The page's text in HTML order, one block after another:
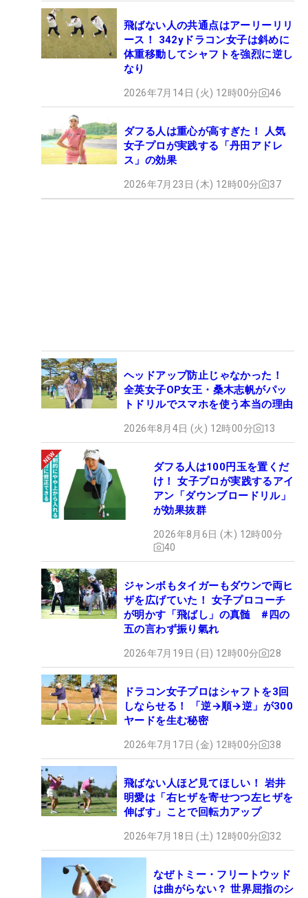
飛ばない人の共通点はアーリーリリ
ース！ 342yドラコン女子は斜めに
体重移動してシャフトを強烈に逆し
なり
2026年7月14日 (火) 12時00分 46
ダフる人は重心が高すぎた！ 人気
女子プロが実践する「丹田アドレ
ス」の効果
2026年7月23日 (木) 12時00分 37
ヘッドアップ防止じゃなかった！
全英女子OP女王・桑木志帆がパッ
トドリルでスマホを使う本当の理由
2026年8月4日 (火) 12時00分 13
ダフる人は100円玉を置くだ
け！ 女子プロが実践するアイ
アン「ダウンブロードリル」
が効果抜群
2026年8月6日 (木) 12時00分
40
ジャンボもタイガーもダウンで両ヒ
ザを広げていた！ 女子プロコーチ
が明かす「飛ばし」の真髄 #四の
五の言わず振り氣れ
2026年7月19日 (日) 12時00分 28
ドラコン女子プロはシャフトを3回
しならせる！ 「逆→順→逆」が300
ヤードを生む秘密
2026年7月17日 (金) 12時00分 38
飛ばない人ほど見てほしい！ 岩井
明愛は「右ヒザを寄せつつ左ヒザを
伸ばす」ことで回転力アップ
2026年7月18日 (土) 12時00分 32
なぜトミー・フリートウッド
は曲がらない？ 世界屈指のシ